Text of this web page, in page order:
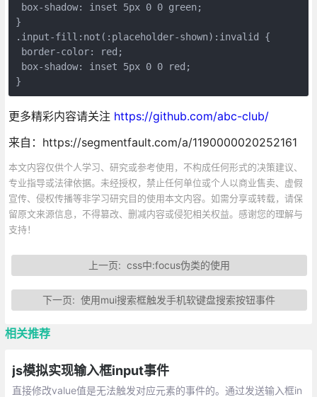
box-shadow: inset 5px 0 0 green;
}
.input-fill:not(:placeholder-shown):invalid {
border-color: red;
box-shadow: inset 5px 0 0 red;
}
更多精彩内容请关注 https://github.com/abc-club/
来自：https://segmentfault.com/a/1190000020252161
本文内容仅供个人学习、研究或参考使用，不构成任何形式的决策建议、
专业指导或法律依据。未经授权，禁止任何单位或个人以商业售卖、虚假
宣传、侵权传播等非学习研究目的使用本文内容。如需分享或转载，请保
留原文来源信息，不得篡改、删减内容或侵犯相关权益。感谢您的理解与
支持！
上一页: css中:focus伪类的使用
下一页:使用mui搜索框触发手机软键盘搜索按钮事件
相关推荐
js模拟实现输入框input事件
直接修改value值是无法触发对应元素的事件的。通过发送输入框in